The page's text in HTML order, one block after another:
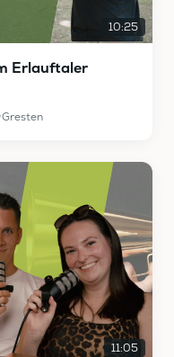
10:25
Erlauftaler
Gresten
11:05